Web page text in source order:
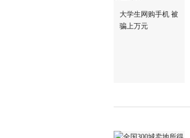
大学生网购手机 被
骗上万元